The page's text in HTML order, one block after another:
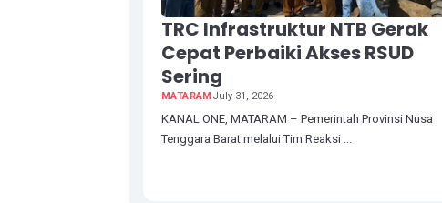
TRC Infrastruktur NTB Gerak
Cepat Perbaiki Akses RSUD
Sering
MATARAM July 31, 2026
KANAL ONE, MATARAM – Pemerintah Provinsi Nusa
Tenggara Barat melalui Tim Reaksi ...